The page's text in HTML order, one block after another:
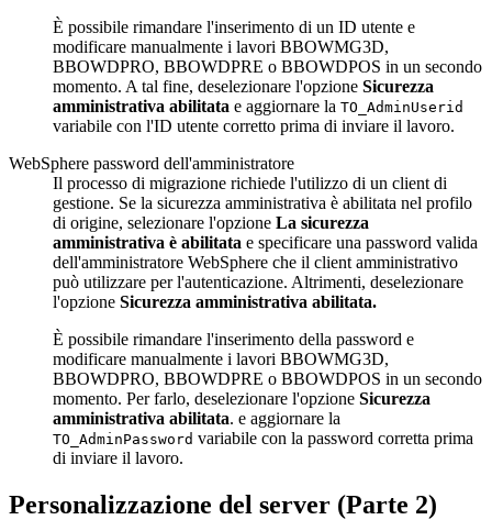
È possibile rimandare l'inserimento di un ID utente e
modificare manualmente i lavori BBOWMG3D,
BBOWDPRO, BBOWDPRE o BBOWDPOS in un secondo
momento. A tal fine, deselezionare l'opzione Sicurezza
amministrativa abilitata e aggiornare la TO_AdminUserid
variabile con l'ID utente corretto prima di inviare il lavoro.
WebSphere password dell'amministratore
Il processo di migrazione richiede l'utilizzo di un client di
gestione. Se la sicurezza amministrativa è abilitata nel profilo
di origine, selezionare l'opzione La sicurezza
amministrativa è abilitata e specificare una password valida
dell'amministratore WebSphere che il client amministrativo
può utilizzare per l'autenticazione. Altrimenti, deselezionare
l'opzione Sicurezza amministrativa abilitata.
È possibile rimandare l'inserimento della password e
modificare manualmente i lavori BBOWMG3D,
BBOWDPRO, BBOWDPRE o BBOWDPOS in un secondo
momento. Per farlo, deselezionare l'opzione Sicurezza
amministrativa abilitata. e aggiornare la
TO_AdminPassword variabile con la password corretta prima
di inviare il lavoro.
Personalizzazione del server (Parte 2)